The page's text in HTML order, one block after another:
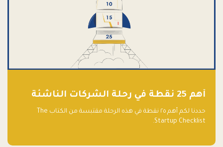
أهم 25 نقطة في رحلة الشركات الناشئة
حددنا لكم أهم ٢٥ نقطة في هذه الرحلة مقتبسة من الكتاب The
Startup Checklist.